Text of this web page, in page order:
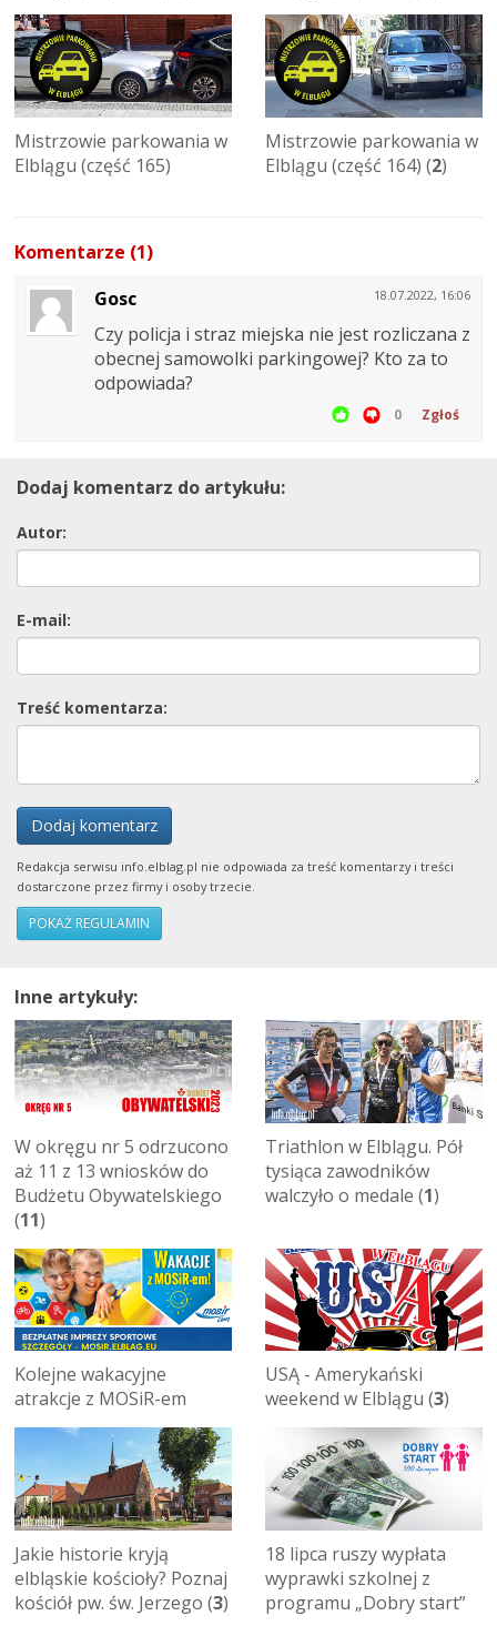
Mistrzowie parkowania w
Elblągu (część 165)
Mistrzowie parkowania w
Elblągu (część 164) (2)
Komentarze (1)
18.07.2022, 16:06
Gosc
Czy policja i straz miejska nie jest rozliczana z
obecnej samowolki parkingowej? Kto za to
odpowiada?
0 Zgłoś
Dodaj komentarz do artykułu:
Autor:
E-mail:
Treść komentarza:
Dodaj komentarz
Redakcja serwisu info.elblag.pl nie odpowiada za treść komentarzy i treści
dostarczone przez firmy i osoby trzecie.
POKAŻ REGULAMIN
Inne artykuły:
W okręgu nr 5 odrzucono
aż 11 z 13 wniosków do
Budżetu Obywatelskiego
(11)
Triathlon w Elblągu. Pół
tysiąca zawodników
walczyło o medale (1)
Kolejne wakacyjne
atrakcje z MOSiR-em
USĄ - Amerykański
weekend w Elblągu (3)
Jakie historie kryją
elbląskie kościoły? Poznaj
kościół pw. św. Jerzego (3)
18 lipca ruszy wypłata
wyprawki szkolnej z
programu „Dobry start”